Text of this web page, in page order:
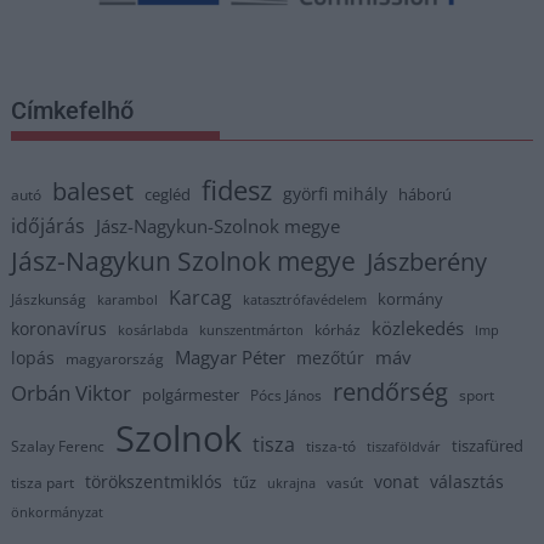
Címkefelhő
autó baleset cegléd fidesz györfi mihály háború
időjárás Jász-Nagykun-Szolnok megye
Jász-Nagykun Szolnok megye Jászberény
Jászkunság karambol Karcag katasztrófavédelem kormány
koronavírus kosárlabda kunszentmárton kórház közlekedés lmp
lopás magyarország Magyar Péter mezőtúr máv
Orbán Viktor polgármester Pócs János rendőrség sport
Szalay Ferenc Szolnok tisza tisza-tó tiszaföldvár tiszafüred
tisza part törökszentmiklós tűz ukrajna vasút vonat választás
önkormányzat